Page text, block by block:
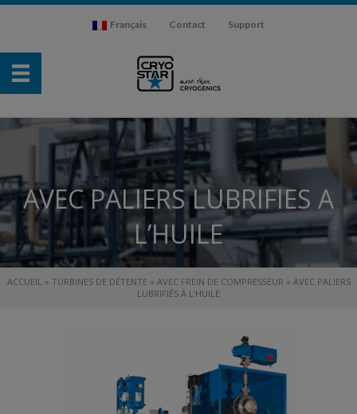
Français Contact Support
AVEC PALIERS LUBRIFIES A
L’HUILE
ACCUEIL » TURBINES DE DÉTENTE » AVEC FREIN DE COMPRESSEUR » AVEC PALIERS
LUBRIFIÉS À L’HUILE